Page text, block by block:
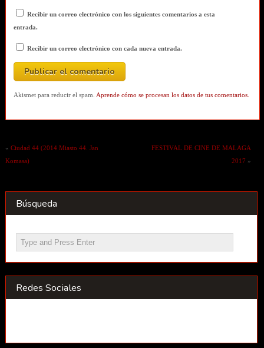
Recibir un correo electrónico con los siguientes comentarios a esta
entrada.
Recibir un correo electrónico con cada nueva entrada.
Akismet para reducir el spam. Aprende cómo se procesan los datos de tus comentarios.
« Ciudad 44 (2014 Miasto 44. Jan
Komasa)
FESTIVAL DE CINE DE MALAGA
2017 »
Búsqueda
Redes Sociales